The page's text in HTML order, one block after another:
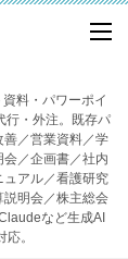
料・パワーポイ
行・外注。既存パ
善／営業資料／学
／企画書／社内
アル／看護研究
明会／株主総会
など生成AI
。